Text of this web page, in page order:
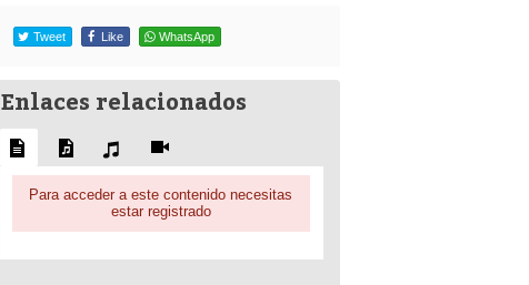
Tweet Like WhatsApp
Enlaces relacionados
Para acceder a este contenido necesitas
estar registrado